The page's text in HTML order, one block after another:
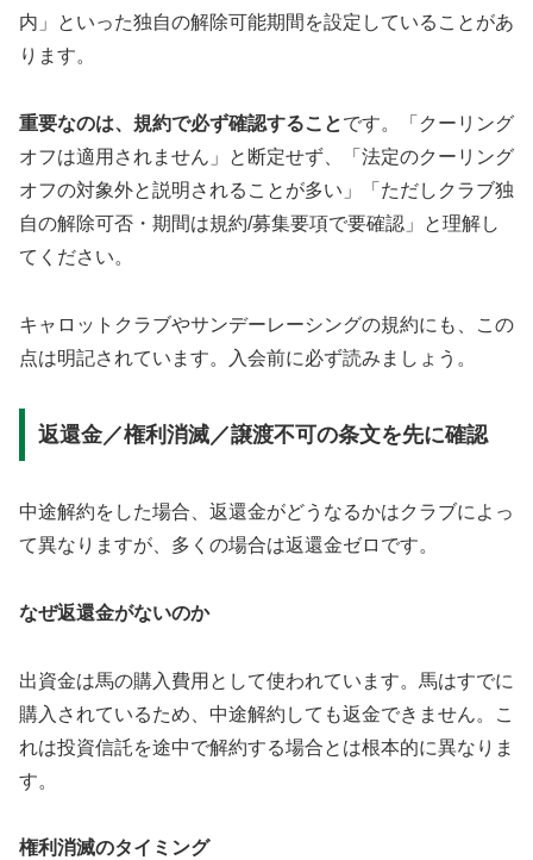
内」といった独自の解除可能期間を設定していることがあ
ります。
重要なのは、規約で必ず確認することです。「クーリング
オフは適用されません」と断定せず、「法定のクーリング
オフの対象外と説明されることが多い」「ただしクラブ独
自の解除可否・期間は規約/募集要項で要確認」と理解し
てください。
キャロットクラブやサンデーレーシングの規約にも、この
点は明記されています。入会前に必ず読みましょう。
返還金／権利消滅／譲渡不可の条文を先に確認
中途解約をした場合、返還金がどうなるかはクラブによっ
て異なりますが、多くの場合は返還金ゼロです。
なぜ返還金がないのか
出資金は馬の購入費用として使われています。馬はすでに
購入されているため、中途解約しても返金できません。こ
れは投資信託を途中で解約する場合とは根本的に異なりま
す。
権利消滅のタイミング